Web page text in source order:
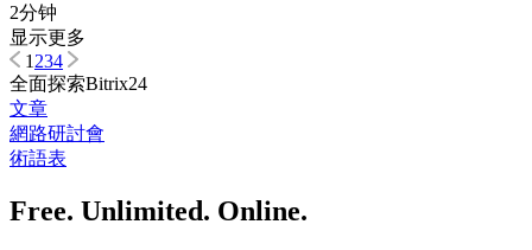
2分钟
显示更多
1234
全面探索Bitrix24
文章
網路研討會
術語表
Free. Unlimited. Online.